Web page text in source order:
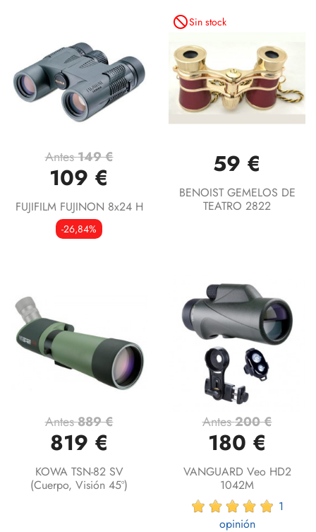
Antes149 €
109 €
FUJIFILM FUJINON 8x24 H
-26,84%
not_interestedSin stock
59 €
BENOIST GEMELOS DE
TEATRO 2822
Antes889 €
819 €
KOWA TSN-82 SV
(Cuerpo, Visión 45º)
Antes200 €
180 €
VANGUARD Veo HD2
1042M
1
opinión